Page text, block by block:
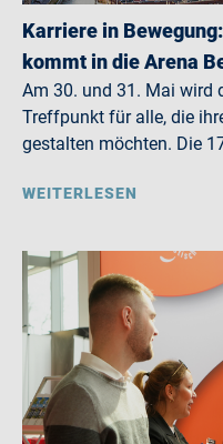
Karriere in
kommt in die Arena
Am 30. und 31. Mai wird
Treffpunkt für alle, die
gestalten möchten. Die
WEITERLESEN